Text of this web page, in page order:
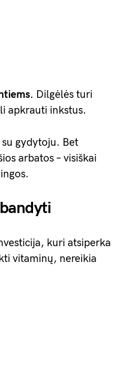
Dilgėlės turi
apkrauti inkstus.
gydytoju. Bet
arbatos – visiškai
kuri atsiperka
vitaminų, nereikia